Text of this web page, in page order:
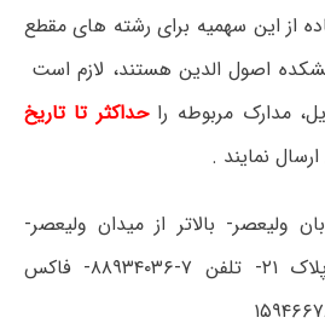
از این سهمیه برای رشته های مقطع
اصول الدین هستند، لازم است
مدارک مربوطه راحداکثر تا تاریخ
نمایند .
ولیعصر- بالاتر از میدان ولیعصر-
خیابان شهید فخاری- پلاک ۲۱- تلفن ۷-۸۸۹۳۴۰۳۶- فاکس